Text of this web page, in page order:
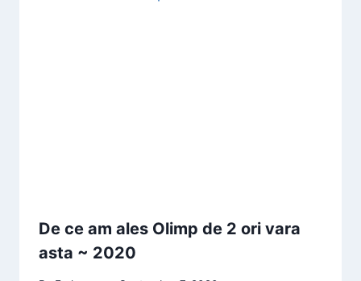
De ce am ales Olimp de 2 ori vara
asta ~ 2020